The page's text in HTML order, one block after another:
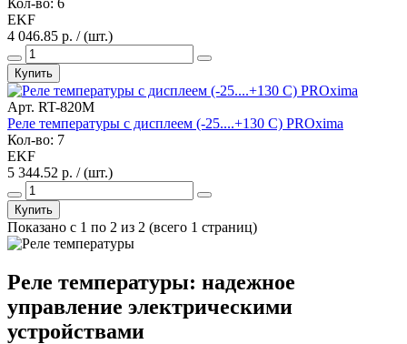
EKF
4 046.85 р. / (шт.)
Купить
Арт. RT-820M
Реле температуры с дисплеем (-25....+130 С) PROxima
Кол-во: 7
EKF
5 344.52 р. / (шт.)
Купить
Показано с 1 по 2 из 2 (всего 1 страниц)
Реле температуры: надежное
управление электрическими
устройствами